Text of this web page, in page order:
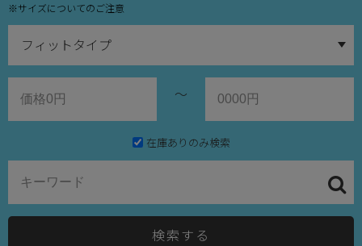
※サイズについてのご注意
～
在庫ありのみ検索
検索する